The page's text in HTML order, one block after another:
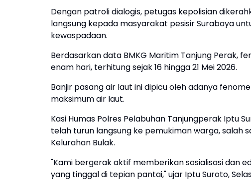
Dengan patroli dialogis, petugas kepolisian
langsung kepada masyarakat pesisir Surabaya
kewaspadaan.
Berdasarkan data BMKG Maritim Tanjung Perak,
enam hari, terhitung sejak 16 hingga 21 Mei 2026.
Banjir pasang air laut ini dipicu oleh adanya
maksimum air laut.
Kasi Humas Polres Pelabuhan Tanjungperak Iptu
telah turun langsung ke pemukiman warga, salah
Kelurahan Bulak.
"Kami bergerak aktif memberikan sosialisasi dan
yang tinggal di tepian pantai," ujar Iptu Suroto,